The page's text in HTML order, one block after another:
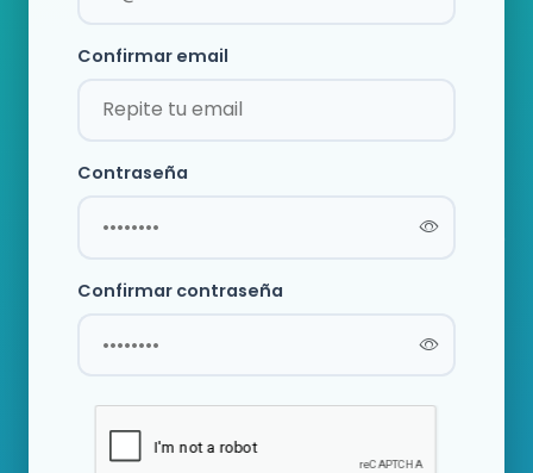
Confirmar email
Contraseña
Confirmar contraseña